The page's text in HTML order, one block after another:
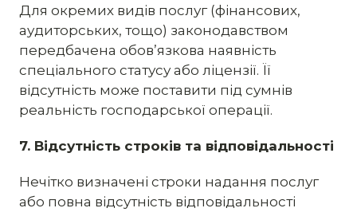
Для окремих видів послуг (фінансових,
аудиторських, тощо) законодавством
передбачена обов’язкова наявність
спеціального статусу або ліцензії. Її
відсутність може поставити під сумнів
реальність господарської операції.
7. Відсутність строків та відповідальності
Нечітко визначені строки надання послуг
або повна відсутність відповідальності